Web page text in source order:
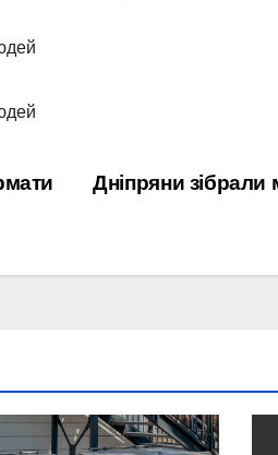
Дніпряни зібрали